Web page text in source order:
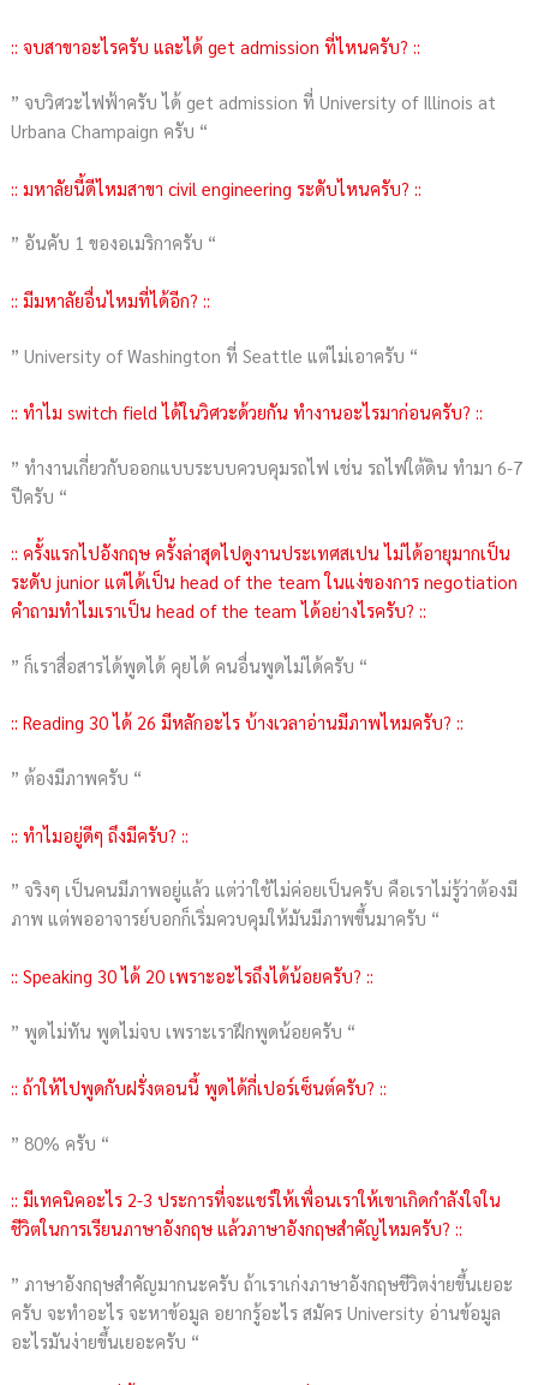
:: จบสาขาอะไรครับ และได้ get admission ที่ไหนครับ? ::
” จบวิศวะไฟฟ้าครับ ได้ get admission ที่ University of Illinois at
Urbana Champaign ครับ “
:: มหาลัยนี้ดีไหมสาขา civil engineering ระดับไหนครับ? ::
” อันคับ 1 ของอเมริกาครับ “
:: มีมหาลัยอื่นไหมที่ได้อีก? ::
” University of Washington ที่ Seattle แต่ไม่เอาครับ “
:: ทำไม switch field ได้ในวิศวะด้วยกัน ทำงานอะไรมาก่อนครับ? ::
” ทำงานเกี่ยวกับออกแบบระบบควบคุมรถไฟ เช่น รถไฟใต้ดิน ทำมา 6-7
ปีครับ “
:: ครั้งแรกไปอังกฤษ ครั้งล่าสุดไปดูงานประเทศสเปน ไม่ได้อายุมากเป็น
ระดับ junior แต่ได้เป็น head of the team ในแง่ของการ negotiation
คำถามทำไมเราเป็น head of the team ได้อย่างไรครับ? ::
” ก็เราสื่อสารได้พูดได้ คุยได้ คนอื่นพูดไม่ได้ครับ “
:: Reading 30 ได้ 26 มีหลักอะไร บ้างเวลาอ่านมีภาพไหมครับ? ::
” ต้องมีภาพครับ “
:: ทำไมอยู่ดีๆ ถึงมีครับ? ::
” จริงๆ เป็นคนมีภาพอยู่แล้ว แต่ว่าใช้ไม่ค่อยเป็นครับ คือเราไม่รู้ว่าต้องมี
ภาพ แต่พออาจารย์บอกก็เริ่มควบคุมให้มันมีภาพขึ้นมาครับ “
:: Speaking 30 ได้ 20 เพราะอะไรถึงได้น้อยครับ? ::
” พูดไม่ทัน พูดไม่จบ เพราะเราฝึกพูดน้อยครับ “
:: ถ้าให้ไปพูดกับฝรั่งตอนนี้ พูดได้กี่เปอร์เซ็นต์ครับ? ::
” 80% ครับ “
:: มีเทคนิคอะไร 2-3 ประการที่จะแชร์ให้เพื่อนเราให้เขาเกิดกำลังใจใน
ชีวิตในการเรียนภาษาอังกฤษ แล้วภาษาอังกฤษสำคัญไหมครับ? ::
” ภาษาอังกฤษสำคัญมากนะครับ ถ้าเราเก่งภาษาอังกฤษชีวิตง่ายขึ้นเยอะ
ครับ จะทำอะไร จะหาข้อมูล อยากรู้อะไร สมัคร University อ่านข้อมูล
อะไรมันง่ายขึ้นเยอะครับ “